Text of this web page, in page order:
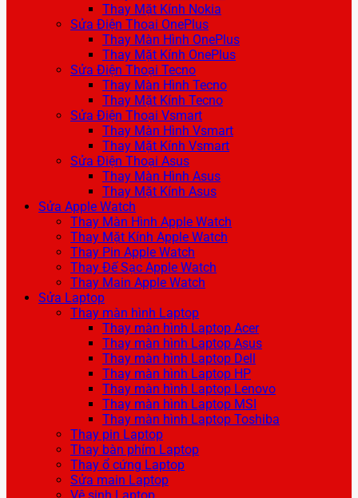
Thay Mặt Kính Nokia
Sửa Điện Thoại OnePlus
Thay Màn Hình OnePlus
Thay Mặt Kính OnePlus
Sửa Điện Thoại Tecno
Thay Màn Hình Tecno
Thay Mặt Kính Tecno
Sửa Điện Thoại Vsmart
Thay Màn Hình Vsmart
Thay Mặt Kính Vsmart
Sửa Điện Thoại Asus
Thay Màn Hình Asus
Thay Mặt Kính Asus
Sửa Apple Watch
Thay Màn Hình Apple Watch
Thay Mặt Kính Apple Watch
Thay Pin Apple Watch
Thay Đế Sạc Apple Watch
Thay Main Apple Watch
Sửa Laptop
Thay màn hình Laptop
Thay màn hình Laptop Acer
Thay màn hình Laptop Asus
Thay màn hình Laptop Dell
Thay màn hình Laptop HP
Thay màn hình Laptop Lenovo
Thay màn hình Laptop MSI
Thay màn hình Laptop Toshiba
Thay pin Laptop
Thay bàn phím Laptop
Thay ổ cứng Laptop
Sửa main Laptop